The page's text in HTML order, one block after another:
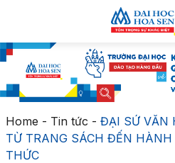
Home - Tin tức - ĐẠI SỨ VĂN
TỪ TRANG SÁCH ĐẾN
THỨC